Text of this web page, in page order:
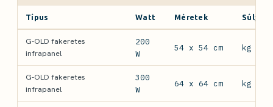
Típus Watt Méretek Súly
G-OLD fakeretes
infrapanel
200
W
54 x 54 cm kg
G-OLD fakeretes
infrapanel
300
W
64 x 64 cm kg